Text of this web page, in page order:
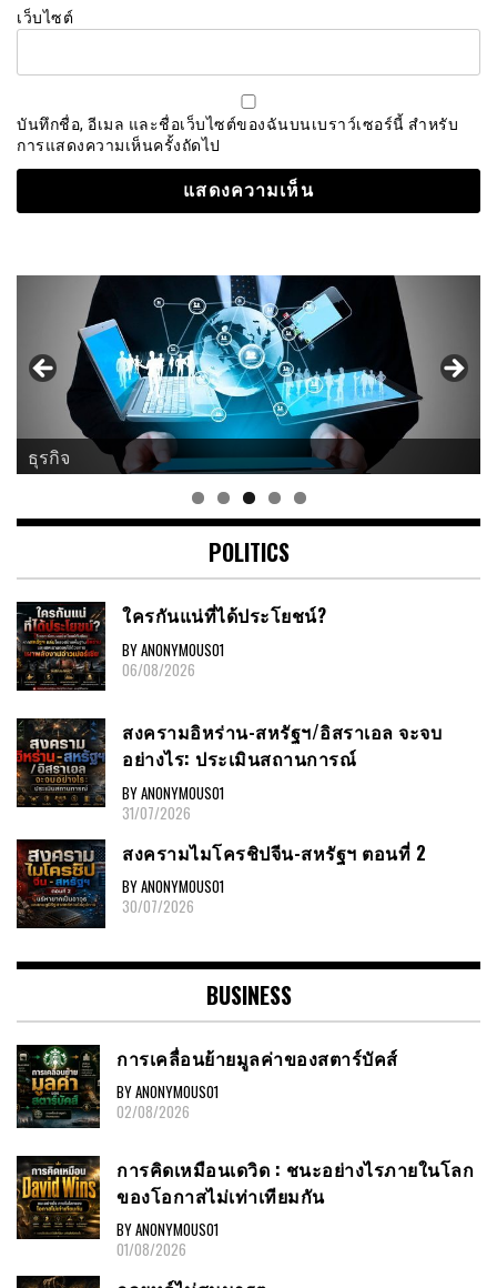
เว็บไซต์
บันทึกชื่อ, อีเมล และชื่อเว็บไซต์ของฉันบนเบราว์เซอร์นี้ สำหรับ
การแสดงความเห็นครั้งถัดไป
ธุรกิจ
ศาสนา
POLITICS
ใครกันแน่ที่ได้ประโยชน์?
BY ANONYMOUS01
06/08/2026
สงครามอิหร่าน-สหรัฐฯ/อิสราเอล จะจบ
อย่างไร: ประเมินสถานการณ์
BY ANONYMOUS01
31/07/2026
สงครามไมโครชิปจีน-สหรัฐฯ ตอนที่ 2
BY ANONYMOUS01
30/07/2026
BUSINESS
การเคลื่อนย้ายมูลค่าของสตาร์บัคส์
BY ANONYMOUS01
02/08/2026
การคิดเหมือนเดวิด : ชนะอย่างไรภายในโลก
ของโอกาสไม่เท่าเทียมกัน
BY ANONYMOUS01
01/08/2026